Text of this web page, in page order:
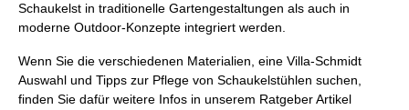
Schaukelst in traditionelle Gartengestaltungen als auch in
moderne Outdoor-Konzepte integriert werden.
Wenn Sie die verschiedenen Materialien, eine Villa-Schmidt
Auswahl und Tipps zur Pflege von Schaukelstühlen suchen,
finden Sie dafür weitere Infos in unserem Ratgeber Artikel